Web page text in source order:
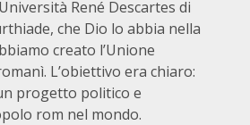
René Descartes di
che Dio lo abbia nella
creato l’Unione
L’obiettivo era chiaro:
progetto politico e
rom nel mondo.